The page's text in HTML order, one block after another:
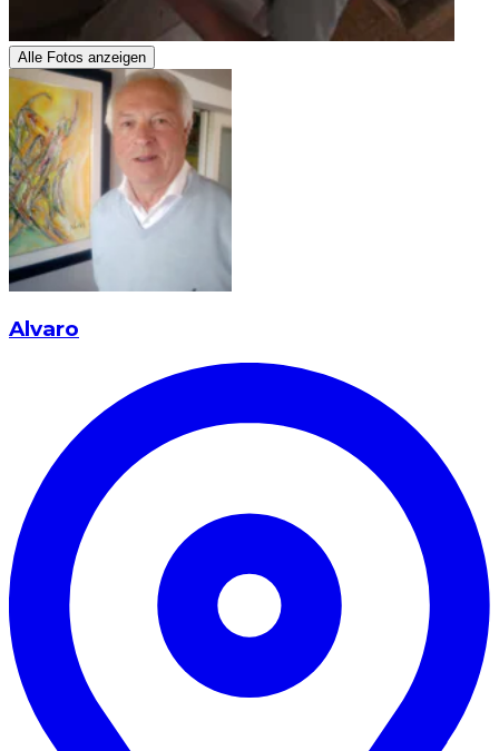
Alle Fotos anzeigen
Alvaro